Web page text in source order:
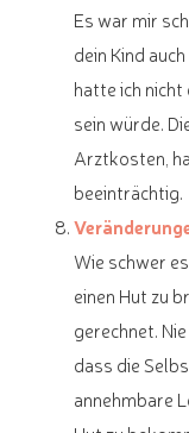
Es war mir
dein Kind
hatte ich
sein würde.
Arztkosten,
beeinträchtig.
Wie schwer
einen Hut zu
gerechnet.
dass die
annehmbare